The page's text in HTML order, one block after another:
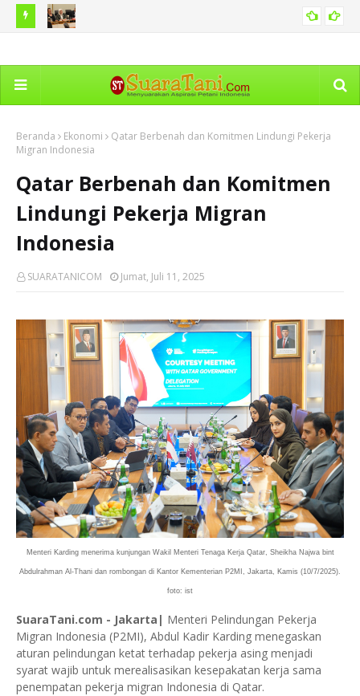
Diminta Perkuat Langkah Antisipasi
Beranda Ekonomi
Qatar Berbenah dan Komitmen Lindungi Pekerja
Migran Indonesia
Qatar Berbenah dan Komitmen
Lindungi Pekerja Migran
Indonesia
SUARATANICOM Jumat, Juli 11, 2025
Menteri Karding menerima kunjungan Wakil Menteri Tenaga Kerja Qatar, Sheikha Najwa bint
Abdulrahman Al-Thani dan rombongan di Kantor Kementerian P2MI, Jakarta, Kamis (10/7/2025).
foto: ist
SuaraTani.com - Jakarta| Menteri Pelindungan Pekerja
Migran Indonesia (P2MI), Abdul Kadir Karding menegaskan
aturan pelindungan ketat terhadap pekerja asing menjadi
syarat wajib untuk merealisasikan kesepakatan kerja sama
penempatan pekerja migran Indonesia di Qatar.